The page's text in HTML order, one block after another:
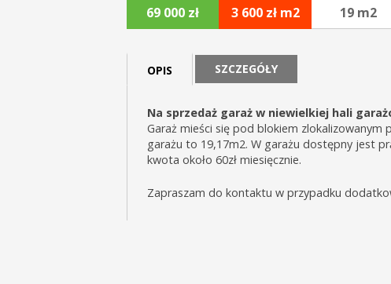
69 000 zł 3 600 zł m2 19 m2
OPIS SZCZEGÓŁY
Na sprzedaż garaż w niewielkiej hali
Garaż mieści się pod blokiem zlokalizowanym
garażu to 19,17m2. W garażu dostępny jest
kwota około 60zł miesięcznie.
Zapraszam do kontaktu w przypadku